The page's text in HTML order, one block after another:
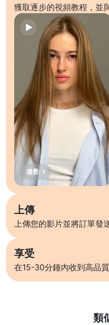
獲取逐步的視頻教程，並
上傳
上傳您的影片並將訂單發
享受
在15-30分鐘內收到高品
類
了